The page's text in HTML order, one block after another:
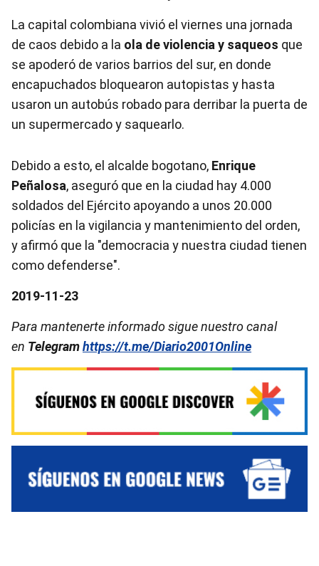
La capital colombiana vivió el viernes una jornada
de caos debido a la ola de violencia y saqueos que
se apoderó de varios barrios del sur, en donde
encapuchados bloquearon autopistas y hasta
usaron un autobús robado para derribar la puerta de
un supermercado y saquearlo.
Debido a esto, el alcalde bogotano, Enrique
Peñalosa, aseguró que en la ciudad hay 4.000
soldados del Ejército apoyando a unos 20.000
policías en la vigilancia y mantenimiento del orden,
y afirmó que la "democracia y nuestra ciudad tienen
como defenderse".
2019-11-23
Para mantenerte informado sigue nuestro canal
en Telegramhttps://t.me/Diario2001Online